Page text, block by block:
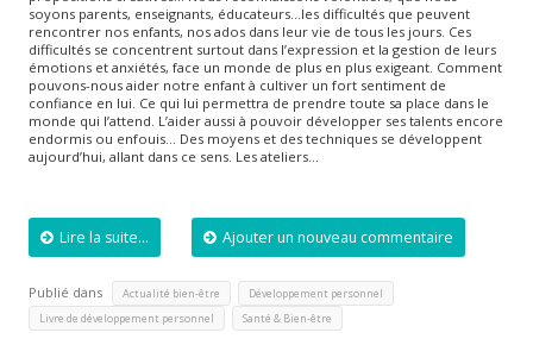
soyons parents, enseignants, éducateurs…les difficultés que peuvent
rencontrer nos enfants, nos ados dans leur vie de tous les jours. Ces
difficultés se concentrent surtout dans l’expression et la gestion de leurs
émotions et anxiétés, face un monde de plus en plus exigeant. Comment
pouvons-nous aider notre enfant à cultiver un fort sentiment de
confiance en lui. Ce qui lui permettra de prendre toute sa place dans le
monde qui l’attend. L’aider aussi à pouvoir développer ses talents encore
endormis ou enfouis… Des moyens et des techniques se développent
aujourd’hui, allant dans ce sens. Les ateliers…
Lire la suite... Ajouter un nouveau commentaire
Publié dans Actualité bien-être Développement personnel
Livre de développement personnel Santé & Bien-être